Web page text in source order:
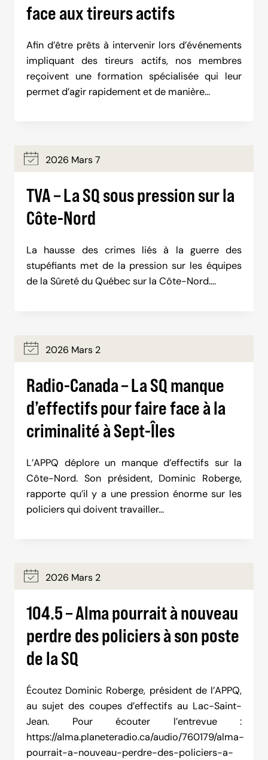
face aux tireurs actifs
Afin d’être prêts à intervenir lors d’événements
impliquant des tireurs actifs, nos membres
reçoivent une formation spécialisée qui leur
permet d’agir rapidement et de manière…
2026 Mars 7
TVA – La SQ sous pression sur la
Côte-Nord
La hausse des crimes liés à la guerre des
stupéfiants met de la pression sur les équipes
de la Sûreté du Québec sur la Côte-Nord….
2026 Mars 2
Radio-Canada – La SQ manque
d’effectifs pour faire face à la
criminalité à Sept-Îles
L’APPQ déplore un manque d’effectifs sur la
Côte-Nord. Son président, Dominic Roberge,
rapporte qu’il y a une pression énorme sur les
policiers qui doivent travailler…
2026 Mars 2
104.5 – Alma pourrait à nouveau
perdre des policiers à son poste
de la SQ
Écoutez Dominic Roberge, président de l’APPQ,
au sujet des coupes d’effectifs au Lac-Saint-
Jean. Pour écouter l’entrevue :
https://alma.planeteradio.ca/audio/760179/alma-
pourrait-a-nouveau-perdre-des-policiers-a-